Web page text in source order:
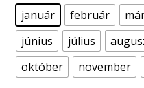
január
február
június
július
október
november